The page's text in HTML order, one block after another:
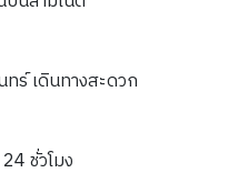
ร์ เดินทางสะดวก
ชั่วโมง